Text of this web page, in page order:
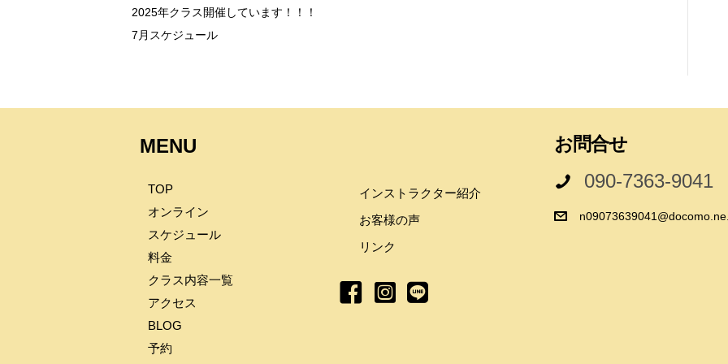
2025年クラス開催しています！！！
7月スケジュール
MENU
TOP
オンライン
スケジュール
料金
クラス内容一覧
アクセス
BLOG
予約
インストラクター紹介
お客様の声
リンク
お問合せ
090-7363-9041